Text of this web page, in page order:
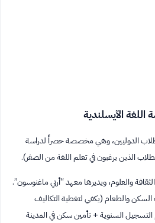
الدوليين، وهي مخصصة حصراً لدراسة
الذين يرغبون في تعلم اللغة من الصفر).
والعلوم، ويديرها معهد “أرني ماغنوسون”.
والطعام (يكفي لتغطية التكاليف
السنوية + تأمين سكن في المدينة